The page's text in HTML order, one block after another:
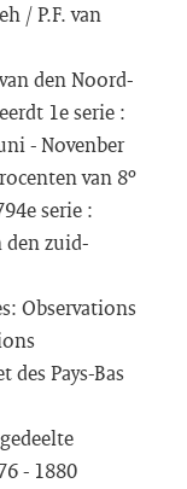
/ P.F. van
den Noord-
1e serie :
- Novenber
van 8º
serie :
den zuid-
Observations
Pays-Bas
- 1880